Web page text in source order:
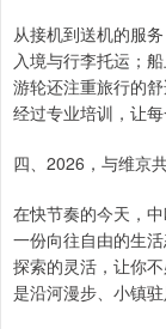
从接机到送机的服
入境与行李托运；
游轮还注重旅行的
经过专业培训，让每
四、2026，与维京
在快节奏的今天，
一份向往自由的生
探索的灵活，让你
是沿河漫步、小镇